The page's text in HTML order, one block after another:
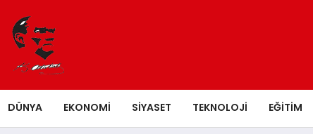
DÜNYA EKONOMI SIYASET TEKNOLOJI EĞITIM